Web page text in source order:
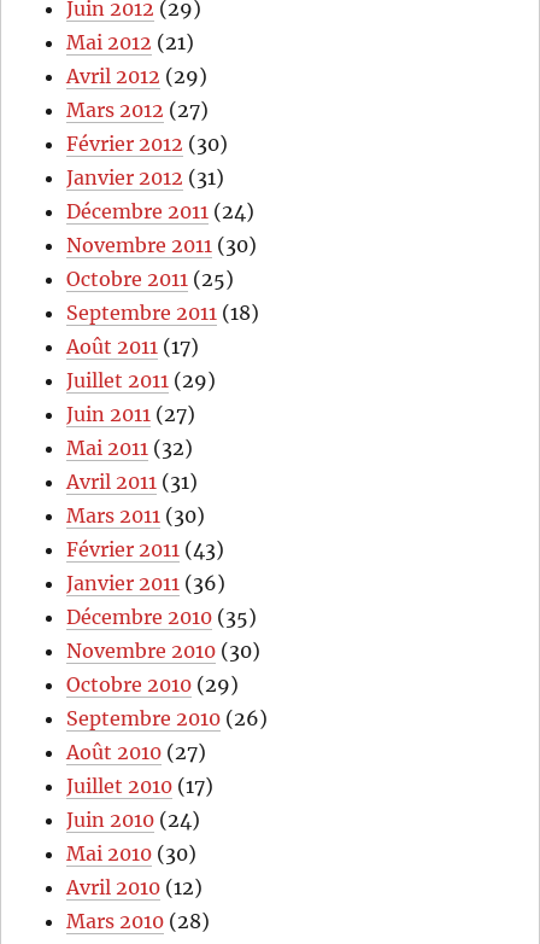
Juin 2012 (29)
Mai 2012 (21)
Avril 2012 (29)
Mars 2012 (27)
Février 2012 (30)
Janvier 2012 (31)
Décembre 2011 (24)
Novembre 2011 (30)
Octobre 2011 (25)
Septembre 2011 (18)
Août 2011 (17)
Juillet 2011 (29)
Juin 2011 (27)
Mai 2011 (32)
Avril 2011 (31)
Mars 2011 (30)
Février 2011 (43)
Janvier 2011 (36)
Décembre 2010 (35)
Novembre 2010 (30)
Octobre 2010 (29)
Septembre 2010 (26)
Août 2010 (27)
Juillet 2010 (17)
Juin 2010 (24)
Mai 2010 (30)
Avril 2010 (12)
Mars 2010 (28)